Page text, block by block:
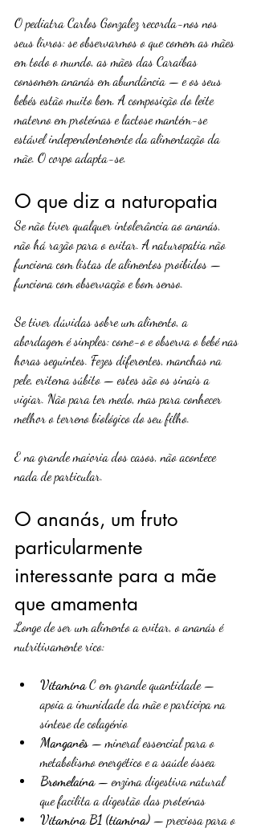
O pediatra Carlos Gonzalez recorda-nos nos
seus livros: se observarmos o que comem as mães
em todo o mundo, as mães das Caraíbas
consomem ananás em abundância — e os seus
bebés estão muito bem. A composição do leite
materno em proteínas e lactose mantém-se
estável independentemente da alimentação da
mãe. O corpo adapta-se.
O que diz a naturopatia
Se não tiver qualquer intolerância ao ananás,
não há razão para o evitar. A naturopatia não
funciona com listas de alimentos proibidos —
funciona com observação e bom senso.
Se tiver dúvidas sobre um alimento, a
abordagem é simples: come-o e observa o bebé nas
horas seguintes. Fezes diferentes, manchas na
pele, eritema súbito — estes são os sinais a
vigiar. Não para ter medo, mas para conhecer
melhor o terreno biológico do seu filho.
E na grande maioria dos casos, não acontece
nada de particular.
O ananás, um fruto
particularmente
interessante para a mãe
que amamenta
Longe de ser um alimento a evitar, o ananás é
nutritivamente rico:
Vitamina C em grande quantidade —
apoia a imunidade da mãe e participa na
síntese de colagénio
Manganês — mineral essencial para o
metabolismo energético e a saúde óssea
Bromelaína — enzima digestiva natural
que facilita a digestão das proteínas
Vitamina B1 (tiamina) — preciosa para o